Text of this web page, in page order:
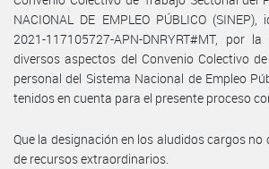
NACIONAL DE EMPLEO PÚBLICO
2021-117105727-APN-DNRYRT#MT, por
diversos aspectos del Convenio Colectivo
personal del Sistema Nacional de Empleo
tenidos en cuenta para el presente proceso
Que la designación en los aludidos cargos
de recursos extraordinarios.